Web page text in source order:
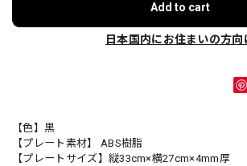
Add to cart
日本国内にお住まいの方向
【色】黒
【プレート素材】 ABS樹脂
【プレートサイズ】縦33cm×横27cm×4mm厚